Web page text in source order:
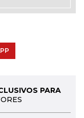
PARA